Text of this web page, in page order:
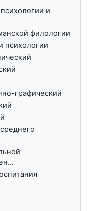
и
филологии
психологии
графический